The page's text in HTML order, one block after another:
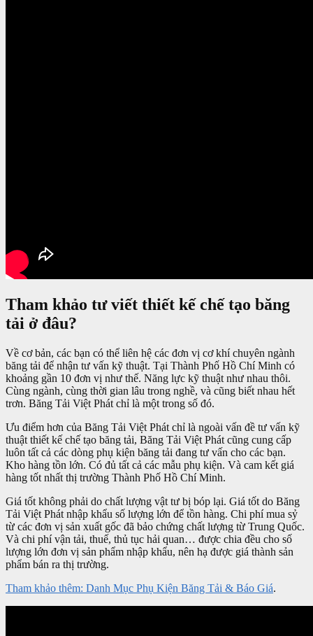
Tham khảo tư viết thiết kế chế tạo băng
tải ở đâu?
Về cơ bản, các bạn có thể liên hệ các đơn vị cơ khí chuyên ngành
băng tải để nhận tư vấn kỹ thuật. Tại Thành Phố Hồ Chí Minh có
khoảng gần 10 đơn vị như thế. Năng lực kỹ thuật như nhau thôi.
Cùng ngành, cùng thời gian lâu trong nghề, và cũng biết nhau hết
trơn. Băng Tải Việt Phát chỉ là một trong số đó.
Ưu điểm hơn của Băng Tải Việt Phát chỉ là ngoài vấn đề tư vấn kỹ
thuật thiết kế chế tạo băng tải, Băng Tải Việt Phát cũng cung cấp
luôn tất cả các dòng phụ kiện băng tải đang tư vấn cho các bạn.
Kho hàng tồn lớn. Có đủ tất cả các mẫu phụ kiện. Và cam kết giá
hàng tốt nhất thị trường Thành Phố Hồ Chí Minh.
Giá tốt không phải do chất lượng vật tư bị bóp lại. Giá tốt do Băng
Tải Việt Phát nhập khẩu số lượng lớn để tồn hàng. Chi phí mua sỷ
từ các đơn vị sản xuất gốc đã bảo chứng chất lượng từ Trung Quốc.
Và chi phí vận tải, thuế, thủ tục hải quan… được chia đều cho số
lượng lớn đơn vị sản phẩm nhập khẩu, nên hạ được giá thành sản
phẩm bán ra thị trường.
Tham khảo thêm: Danh Mục Phụ Kiện Băng Tải & Báo Giá.